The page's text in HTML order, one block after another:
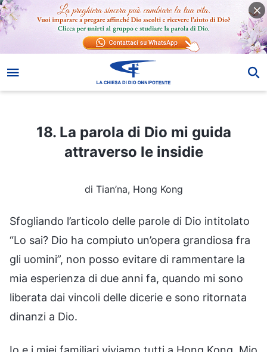
18. La parola di Dio mi guida attraverso le insidie
18. La parola di Dio mi guida
attraverso le insidie
di Tian’na, Hong Kong
Sfogliando l’articolo delle parole di Dio intitolato
“Lo sai? Dio ha compiuto un’opera grandiosa fra
gli uomini”, non posso evitare di rammentare la
mia esperienza di due anni fa, quando mi sono
liberata dai vincoli delle dicerie e sono ritornata
dinanzi a Dio.